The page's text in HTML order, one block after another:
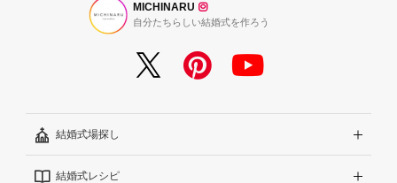
MICHINARU
自分たちらしい結婚式を作ろう
結婚式場探し
エリアから探す
結婚式レシピ